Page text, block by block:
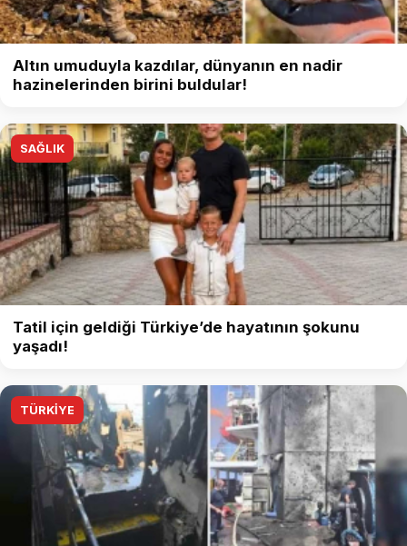
Altın umuduyla kazdılar, dünyanın en nadir
hazinelerinden birini buldular!
SAĞLIK
Tatil için geldiği Türkiye’de hayatının şokunu
yaşadı!
TÜRKİYE